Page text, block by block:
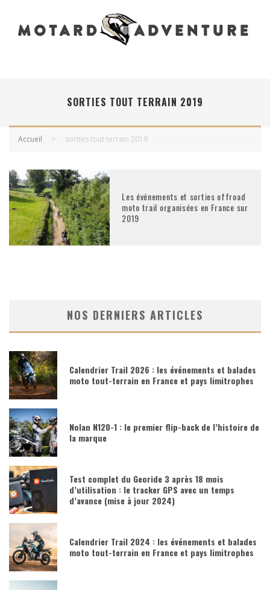
SORTIES TOUT TERRAIN 2019
Accueil sorties tout terrain 2019
Les événements et sorties offroad
moto trail organisées en France sur
2019
NOS DERNIERS ARTICLES
Calendrier Trail 2026 : les événements et balades
moto tout-terrain en France et pays limitrophes
Nolan N120-1 : le premier flip-back de l’histoire de
la marque
Test complet du Georide 3 après 18 mois
d’utilisation : le tracker GPS avec un temps
d’avance (mise à jour 2024)
Calendrier Trail 2024 : les événements et balades
moto tout-terrain en France et pays limitrophes